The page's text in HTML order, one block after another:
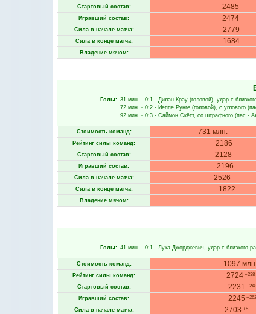
Стартовый состав: 2485
Игравший состав: 2474
Сила в начале матча: 2779
Сила в конце матча: 1684
Владение мячом:
Голы: 31 мин. - 0:1 - Дилан Крау (головой), удар с
72 мин. - 0:2 - Йеппе Рунге (головой), с углового
92 мин. - 0:3 - Саймон Скётт, со штрафного (пас -
Стоимость команд: 731 млн.
Рейтинг силы команд: 2186
Стартовый состав: 2128
Игравший состав: 2196
Сила в начале матча: 2526
Сила в конце матча: 1822
Владение мячом:
Голы: 41 мин. - 0:1 - Лука Джорджевич, удар с близкого
Стоимость команд: 1097
Рейтинг силы команд: 2724 +238
Стартовый состав: 2231 +248
Игравший состав: 2245 +262
Сила в начале матча: 2703 +5